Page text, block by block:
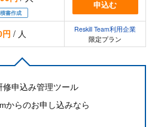
書作成
申込む
/ 人
Reskill Team利用企業
限定プラン
修申込み管理ツール
からのお申し込みなら